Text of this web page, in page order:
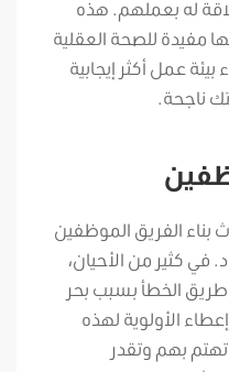
له بعملهم. هذه
مفيدة للصحة العقلية
عمل أكثر إيجابية
ناجحة.
بناء الفريق الموظفين
في كثير من الأحيان،
الخطأ بسبب بحر
الأولوية لهذه
بهم وتقدر